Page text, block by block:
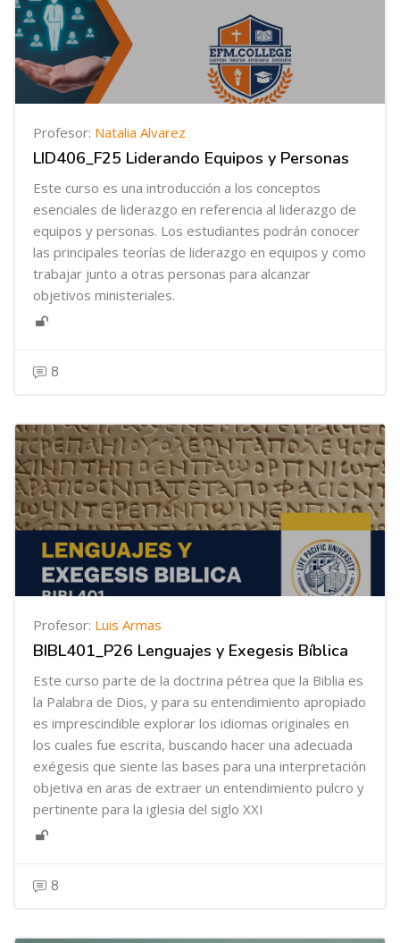
Profesor: Natalia Alvarez
LID406_F25 Liderando Equipos y Personas
Este curso es una introducción a los conceptos
esenciales de liderazgo en referencia al liderazgo de
equipos y personas. Los estudiantes podrán conocer
las principales teorías de liderazgo en equipos y como
trabajar junto a otras personas para alcanzar
objetivos ministeriales.
8
Profesor: Luis Armas
BIBL401_P26 Lenguajes y Exegesis Bíblica
Este curso parte de la doctrina pétrea que la Biblia es
la Palabra de Dios, y para su entendimiento apropiado
es imprescindible explorar los idiomas originales en
los cuales fue escrita, buscando hacer una adecuada
exégesis que siente las bases para una interpretación
objetiva en aras de extraer un entendimiento pulcro y
pertinente para la iglesia del siglo XXI
8